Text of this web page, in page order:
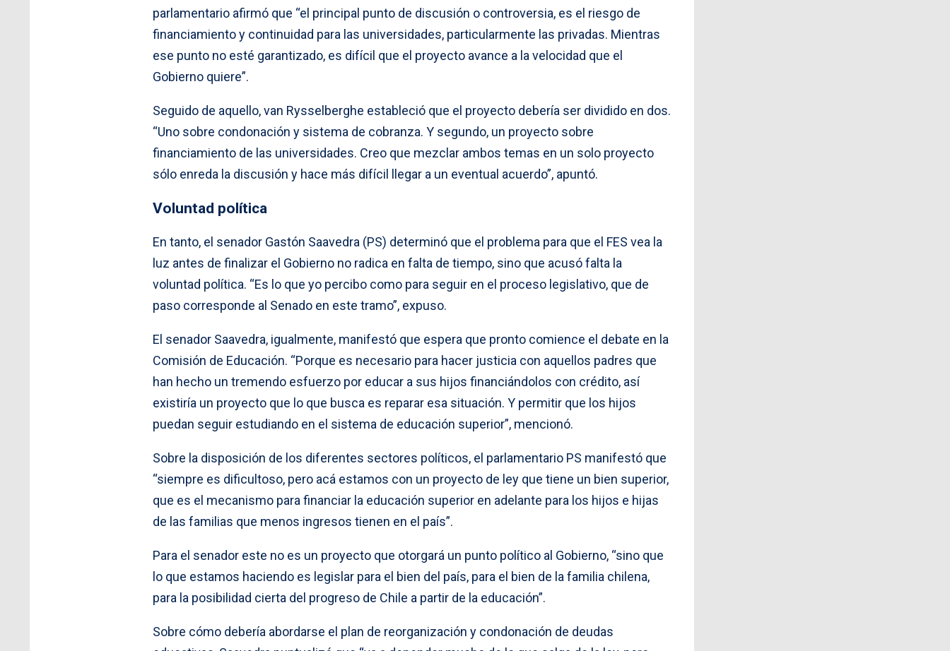
parlamentario afirmó que “el principal punto de discusión o controversia, es el riesgo de
financiamiento y continuidad para las universidades, particularmente las privadas. Mientras
ese punto no esté garantizado, es difícil que el proyecto avance a la velocidad que el
Gobierno quiere”.
Seguido de aquello, van Rysselberghe estableció que el proyecto debería ser dividido en dos.
“Uno sobre condonación y sistema de cobranza. Y segundo, un proyecto sobre
financiamiento de las universidades. Creo que mezclar ambos temas en un solo proyecto
sólo enreda la discusión y hace más difícil llegar a un eventual acuerdo”, apuntó.
Voluntad política
En tanto, el senador Gastón Saavedra (PS) determinó que el problema para que el FES vea la
luz antes de finalizar el Gobierno no radica en falta de tiempo, sino que acusó falta la
voluntad política. “Es lo que yo percibo como para seguir en el proceso legislativo, que de
paso corresponde al Senado en este tramo”, expuso.
El senador Saavedra, igualmente, manifestó que espera que pronto comience el debate en la
Comisión de Educación. “Porque es necesario para hacer justicia con aquellos padres que
han hecho un tremendo esfuerzo por educar a sus hijos financiándolos con crédito, así
existiría un proyecto que lo que busca es reparar esa situación. Y permitir que los hijos
puedan seguir estudiando en el sistema de educación superior”, mencionó.
Sobre la disposición de los diferentes sectores políticos, el parlamentario PS manifestó que
“siempre es dificultoso, pero acá estamos con un proyecto de ley que tiene un bien superior,
que es el mecanismo para financiar la educación superior en adelante para los hijos e hijas
de las familias que menos ingresos tienen en el país”.
Para el senador este no es un proyecto que otorgará un punto político al Gobierno, “sino que
lo que estamos haciendo es legislar para el bien del país, para el bien de la familia chilena,
para la posibilidad cierta del progreso de Chile a partir de la educación”.
Sobre cómo debería abordarse el plan de reorganización y condonación de deudas